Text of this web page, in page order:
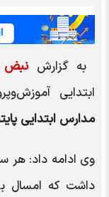
به گزارشنبض
ابتدایی
مدارس ابتدایی
وی ادامه داد: هر
داشت که امسال